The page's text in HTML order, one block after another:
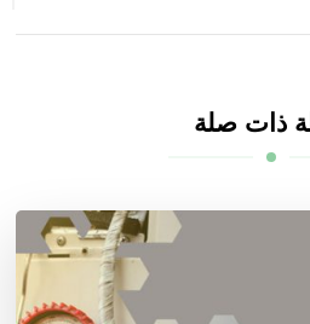
ذات صلة